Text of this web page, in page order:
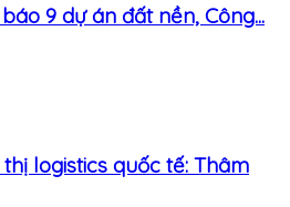
9 dự án đất nền, Công...
logistics quốc tế: Thâm